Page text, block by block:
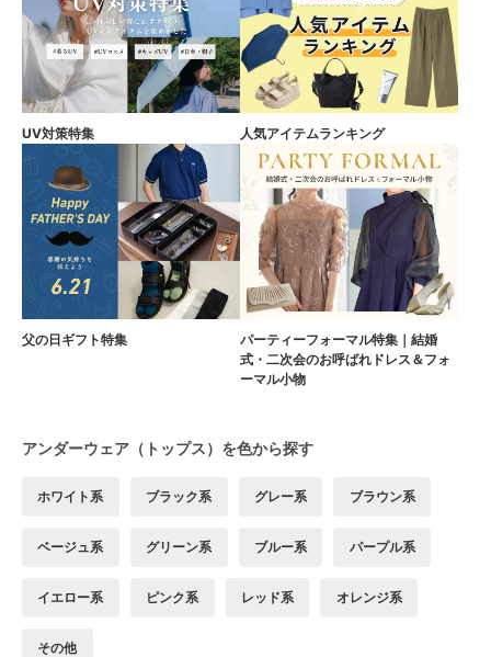
UV対策特集 人気アイテムランキング
父の日ギフト特集
パーティーフォーマル特集｜結婚
式・二次会のお呼ばれドレス＆フォ
ーマル小物
アンダーウェア（トップス）を色から探す
ホワイト系 ブラック系 グレー系 ブラウン系
ベージュ系 グリーン系 ブルー系 パープル系
イエロー系 ピンク系 レッド系 オレンジ系
その他